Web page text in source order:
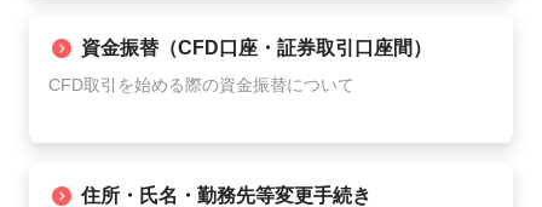
資金振替 （CFD口座・証券取引口座間）
CFD取引を始める際の資金振替について
住所・氏名・勤務先等変更手続き